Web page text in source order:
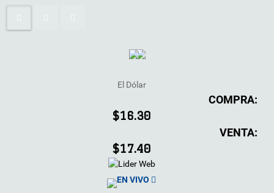
El Dólar
COMPRA:
$16.30
VENTA:
$17.40
EN VIVO